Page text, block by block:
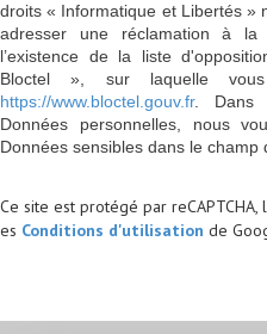
droits « Informatique et Libertés »
adresser une réclamation à
l’existence de la liste
Bloctel », sur laquelle
https://www.bloctel.gouv.fr. Dans
Données personnelles, nous
Données sensibles dans le champ
Ce site est protégé par reCAPTCHA,
es Conditions d'utilisation de